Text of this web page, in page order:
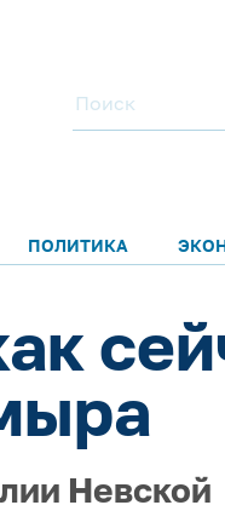
ПОЛИТИКА
Невской